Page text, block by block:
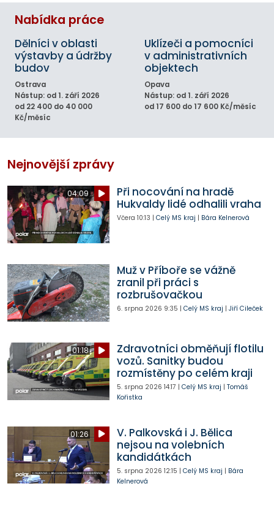
Nabídka práce
Dělníci v oblasti
výstavby a údržby
budov
Ostrava
Nástup: od 1. září 2026
od 22 400 do 40 000
Kč/měsíc
Uklízeči a pomocníci
v administrativních
objektech
Opava
Nástup: od 1. září 2026
od 17 600 do 17 600 Kč/měsíc
Nejnovější zprávy
04:09
Při nocování na hradě
Hukvaldy lidé odhalili vraha
Včera 10:13 | Celý MS kraj | Bára Kelnerová
Muž v Příboře se vážně
zranil při práci s
rozbrušovačkou
6. srpna 2026 9:35 | Celý MS kraj | Jiří Cileček
01:18
Zdravotníci obměňují flotilu
vozů. Sanitky budou
rozmístěny po celém kraji
5. srpna 2026 14:17 | Celý MS kraj | Tomáš
Kořistka
01:26
V. Palkovská i J. Bělica
nejsou na volebních
kandidátkách
5. srpna 2026 12:15 | Celý MS kraj | Bára
Kelnerová